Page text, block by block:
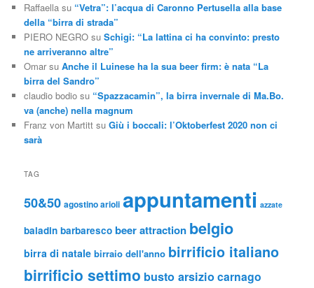
Raffaella su “Vetra”: l’acqua di Caronno Pertusella alla base
della “birra di strada”
PIERO NEGRO suSchigi: “La lattina ci ha convinto: presto
ne arriveranno altre”
Omar suAnche il Luinese ha la sua beer firm: è nata “La
birra del Sandro”
claudio bodio su “Spazzacamin”, la birra invernale di Ma.Bo.
va (anche) nella magnum
Franz von Martitt suGiù i boccali: l’Oktoberfest 2020 non ci
sarà
TAG
50&50 agostino arioli appuntamenti azzate
baladin barbaresco beer attraction belgio
birra di natale birraio dell'anno birrificio italiano
birrificio settimo busto arsiziocarnago